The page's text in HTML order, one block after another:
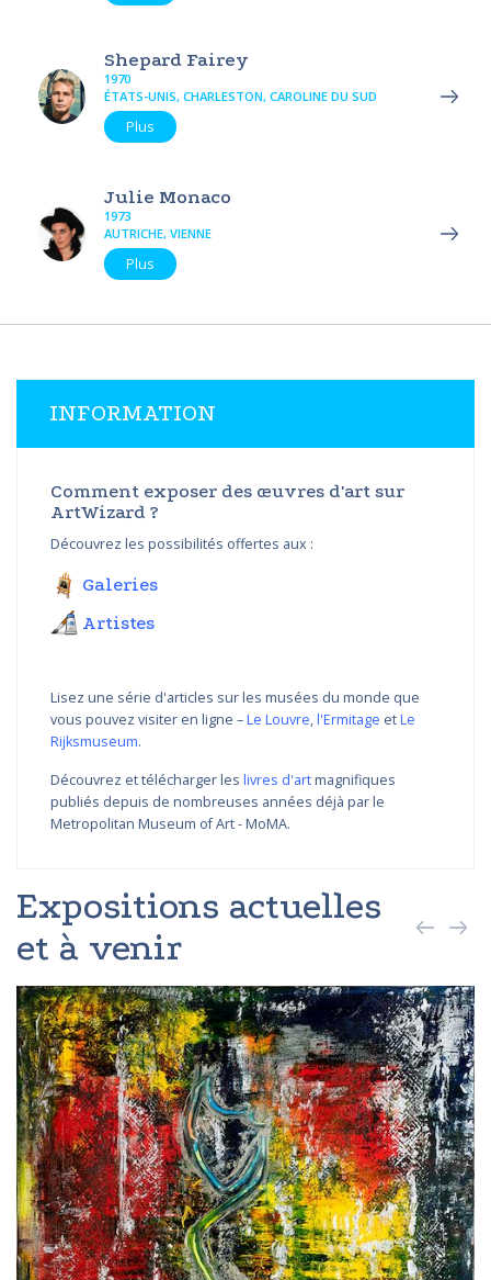
Shepard Fairey
1970
ÉTATS-UNIS, CHARLESTON, CAROLINE DU SUD
Plus
Julie Monaco
1973
AUTRICHE, VIENNE
Plus
INFORMATION
Comment exposer des œuvres d'art sur
ArtWizard ?
Découvrez les possibilités offertes aux :
Galeries
Artistes
Lisez une série d'articles sur les musées du monde que
vous pouvez visiter en ligne –Le Louvre,l'Ermitage etLe
Rijksmuseum.
Découvrez et télécharger les livres d'artmagnifiques
publiés depuis de nombreuses années déjà par le
Metropolitan Museum of Art - MoMA.
Expositions actuelles
et à venir